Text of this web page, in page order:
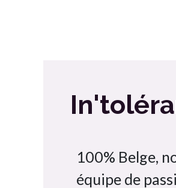
100% Belge,
équipe de